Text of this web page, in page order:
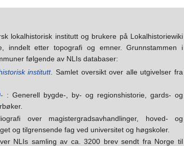
lokalhistorisk institutt og brukere på Lokalhistoriewiki
inndelt etter topografi og emner. Grunnstammen i
følgende av NLIs databaser:
institutt. Samlet oversikt over alle utgivelser fra
: Generell bygde-, by- og regionshistorie, gards- og
over magistergradsavhandlinger, hoved- og
og tilgrensende fag ved universitet og høgskoler.
NLIs samling av ca. 3200 brev sendt fra Norge til